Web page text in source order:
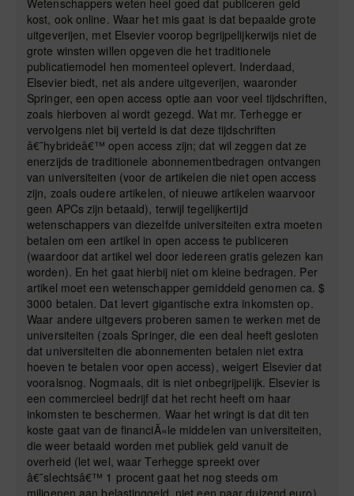
Wetenschappers weten heel goed dat publiceren geld
kost, ook online. Waar het mis gaat is dat bepaalde grote
uitgeverijen, met Elsevier voorop begrijpelijkerwijs niet de
grote winsten willen opgeven die het traditionele
publicatiemodel hen momenteel oplevert. Inderdaad,
Elsevier biedt, net als andere uitgeverijen, waaronder
Springer, een open access optie aan voor veel tijdschriften,
zoals hierboven al wordt gezegd. Wat mr. Terhegge er
vervolgens niet bij verteld is dat deze tijdschriften
â€˜hybrideâ€™ open access zijn; dat wil zeggen dat ze
enerzijds de traditionele abonnementbedragen ontvangen
van universiteiten (voor de artikelen die niet open access
zijn, zoals oudere artikelen, of nieuwe artikelen waarvoor
geen APCs zijn betaald), terwijl tegelijkertijd
wetenschappers van diezelfde universiteiten extra moeten
betalen om een artikel in open access te publiceren
(waardoor dat artikel wel door iedereen gratis gelezen kan
worden). En het gaat hierbij niet om kleine bedragen. Per
artikel moet een wetenschapper gemiddeld genomen ca. $
3000 betalen. Dat levert gigantische extra inkomsten op.
Waar andere uitgevers proberen samen te werken met de
universiteiten (zoals Springer, die een deal heeft gesloten
dat universiteiten die abonnementen betalen niet extra
hoeven te betalen voor open access), weigert Elsevier dat
vooralsnog. Nogmaals, dit is niet onbegrijpelijk. Elsevier is
een commercieel bedrijf dat het recht heeft om haar
inkomsten te beschermen. Waar het wringt is dat dit ten
koste gaat van de financiÃ«le middelen van universiteiten,
die weer betaald worden met publiek geld vanuit de
overheid (let wel, waar Terhegge spreekt over
â€˜slechtsâ€™ 1 procent gaat het nog steeds om